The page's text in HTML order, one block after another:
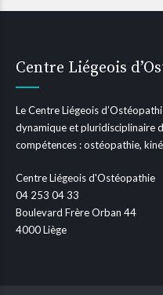
Centre Liégeois
Le Centre Liégeois
dynamique et pluridisciplinaire
compétences : ostéopathie,
Centre Liégeois d'Ostéopathie
04 253 04 33
Boulevard Frère Orban 44
4000 Liège